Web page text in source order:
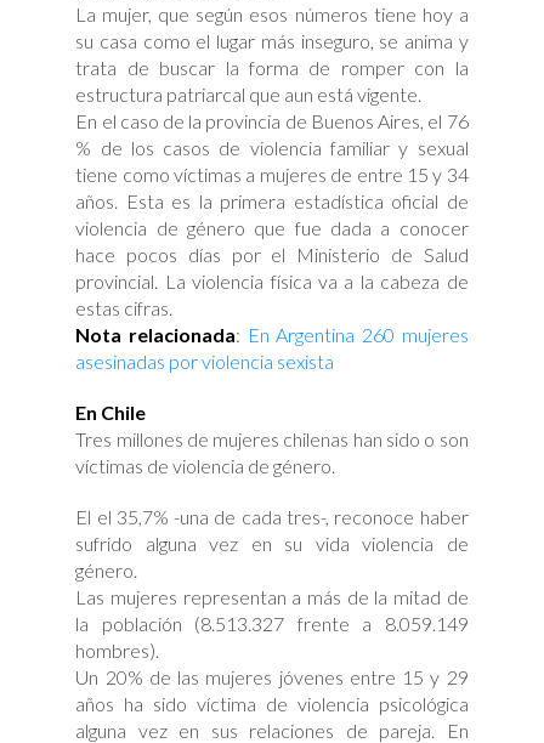
La mujer, que según esos números tiene hoy a
su casa como el lugar más inseguro, se anima y
trata de buscar la forma de romper con la
estructura patriarcal que aun está vigente.
En el caso de la provincia de Buenos Aires, el 76
% de los casos de violencia familiar y sexual
tiene como víctimas a mujeres de entre 15 y 34
años. Esta es la primera estadística oficial de
violencia de género que fue dada a conocer
hace pocos días por el Ministerio de Salud
provincial. La violencia física va a la cabeza de
estas cifras.
Nota relacionada: En Argentina 260 mujeres
asesinadas por violencia sexista
En Chile
Tres millones de mujeres chilenas han sido o son
víctimas de violencia de género.
El el 35,7% -una de cada tres-, reconoce haber
sufrido alguna vez en su vida violencia de
género.
Las mujeres representan a más de la mitad de
la población (8.513.327 frente a 8.059.149
hombres).
Un 20% de las mujeres jóvenes entre 15 y 29
años ha sido víctima de violencia psicológica
alguna vez en sus relaciones de pareja. En